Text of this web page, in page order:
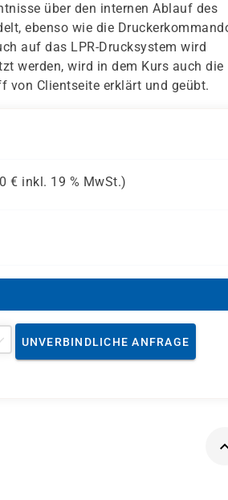
über den internen Ablauf des
ebenso wie die
auf das LPR-Drucksystem wird
werden, wird in dem Kurs auch die
von Clientseite erklärt und geübt.
€ inkl. 19 % MwSt.)
UNVERBINDLICHE ANFRAGE